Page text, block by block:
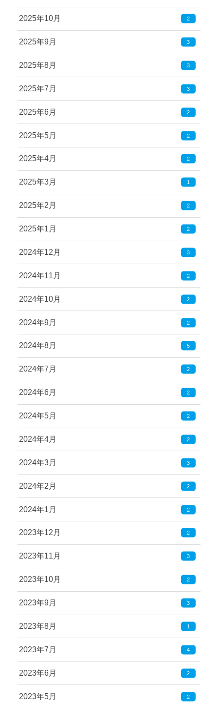
2025年10月 2
2025年9月 3
2025年8月 3
2025年7月 3
2025年6月 2
2025年5月 2
2025年4月 2
2025年3月 1
2025年2月 2
2025年1月 2
2024年12月 3
2024年11月 2
2024年10月 2
2024年9月 2
2024年8月 5
2024年7月 2
2024年6月 2
2024年5月 2
2024年4月 2
2024年3月 3
2024年2月 2
2024年1月 2
2023年12月 2
2023年11月 3
2023年10月 2
2023年9月 3
2023年8月 1
2023年7月 4
2023年6月 2
2023年5月 2